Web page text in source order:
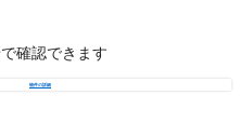
確認できます
物件の詳細